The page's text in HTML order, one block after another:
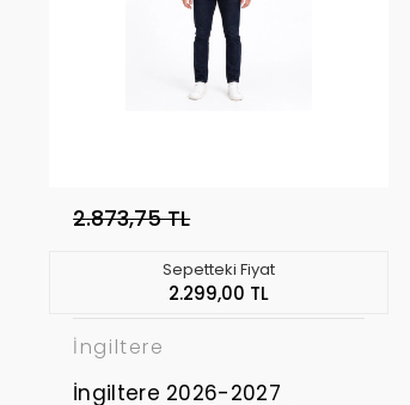
2.873,75 TL
Sepetteki Fiyat
2.299,00 TL
İngiltere
İngiltere 2026-2027